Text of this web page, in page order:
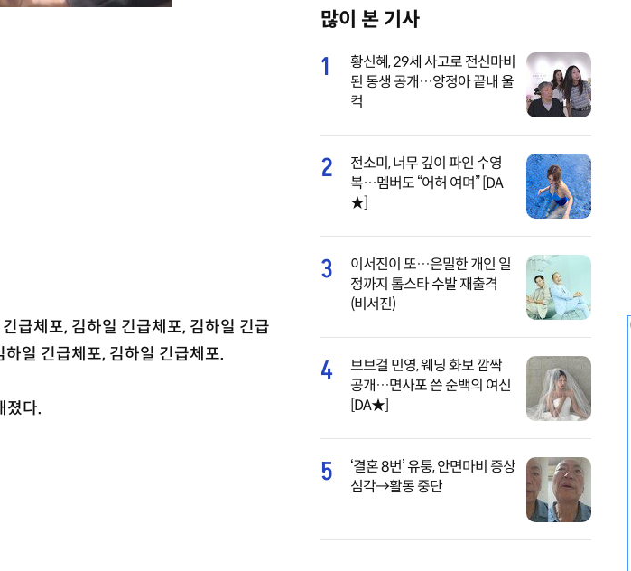
급체포, 김하일 긴급체포, 김하일 긴급
일 긴급체포, 김하일 긴급체포.
졌다.
t
e
많이 본 기사
1
황신혜, 29세 사고로 전신마비
된 동생 공개…양정아 끝내 울
컥
2
전소미, 너무 깊이 파인 수영
복…멤버도 “어허 여며” [DA
★]
3
이서진이 또…은밀한 개인 일
정까지 톱스타 수발 재출격
(비서진)
4
브브걸 민영, 웨딩 화보 깜짝
공개…면사포 쓴 순백의 여신
[DA★]
5
‘결혼 8번’ 유퉁, 안면마비 증상
심각→활동 중단